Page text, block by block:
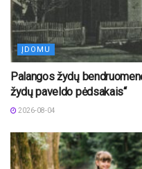
ĮDOMU
Palangos žydų
žydų paveldo pėdsakais“
2026-08-04